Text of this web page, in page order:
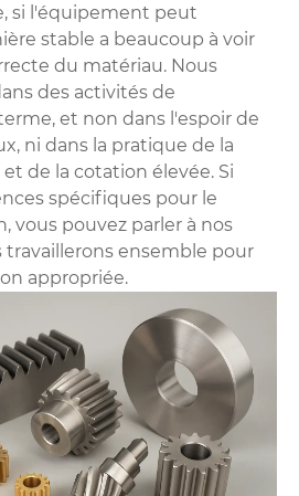
si l'équipement peut
stable a beaucoup à voir
du matériau. Nous
des activités de
et non dans l'espoir de
ni dans la pratique de la
de la cotation élevée. Si
spécifiques pour le
vous pouvez parler à nos
ensemble pour
appropriée.